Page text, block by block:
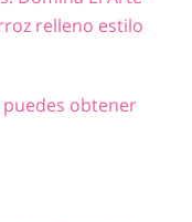
relleno estilo
puedes obtener